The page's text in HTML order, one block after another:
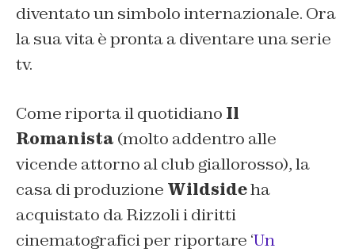
diventato un simbolo internazionale. Ora
la sua vita è pronta a diventare una serie
tv.
Come riporta il quotidiano Il
Romanista (molto addentro alle
vicende attorno al club giallorosso), la
casa di produzione Wildsideha
acquistato da Rizzoli i diritti
cinematografici per riportare ‘Un